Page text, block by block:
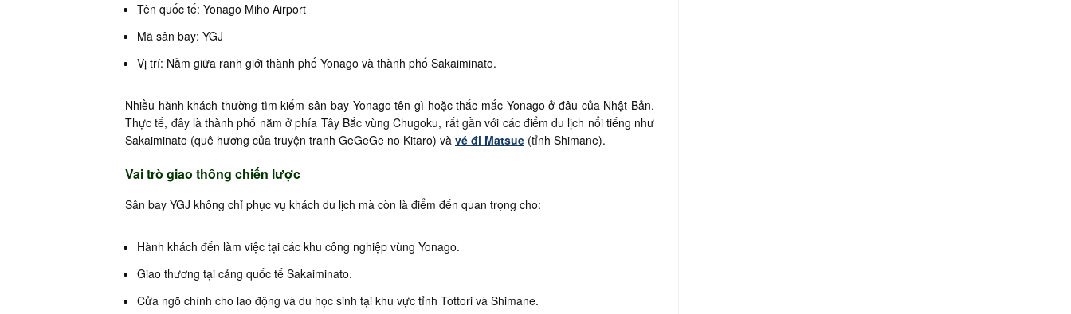
Tên quốc tế: Yonago Miho Airport
Mã sân bay: YGJ
Vị trí: Nằm giữa ranh giới thành phố Yonago và thành phố Sakaiminato.
Nhiều hành khách thường tìm kiếm sân bay Yonago tên gì hoặc thắc mắc Yonago ở đâu của Nhật Bản.
Thực tế, đây là thành phố nằm ở phía Tây Bắc vùng Chugoku, rất gần với các điểm du lịch nổi tiếng như
Sakaiminato (quê hương của truyện tranh GeGeGe no Kitaro) và vé đi Matsue (tỉnh Shimane).
Vai trò giao thông chiến lược
Sân bay YGJ không chỉ phục vụ khách du lịch mà còn là điểm đến quan trọng cho:
Hành khách đến làm việc tại các khu công nghiệp vùng Yonago.
Giao thương tại cảng quốc tế Sakaiminato.
Cửa ngõ chính cho lao động và du học sinh tại khu vực tỉnh Tottori và Shimane.